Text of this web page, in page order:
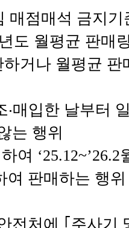
매점매석 금지기
도 월평균 판매
거나 월평균 판
‧매입한 날부터
는 행위
여
여 판매하는 행
전처에 ｢주사기